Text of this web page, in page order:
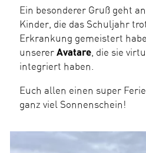
Ein besonderer Gruß geht
Kinder, die das Schuljahr
Erkrankung gemeistert
unserer Avatare, die sie
integriert haben.
Euch allen einen super
ganz viel Sonnenschein!